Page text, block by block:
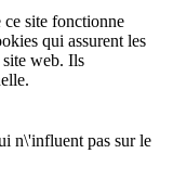
ce site fonctionne
qui assurent les
site web. Ils
n\'influent pas sur le